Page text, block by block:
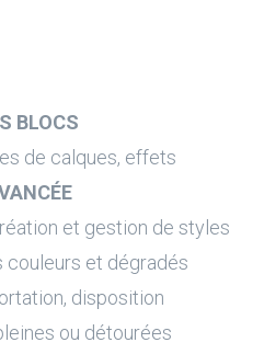
BLOCS
de calques, effets
et gestion de styles
couleurs et dégradés
disposition
ou détourées